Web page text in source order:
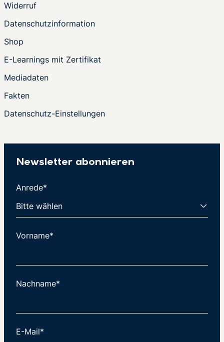
Widerruf
Datenschutzinformation
Shop
E-Learnings mit Zertifikat
Mediadaten
Fakten
Datenschutz-Einstellungen
Newsletter abonnieren
Anrede*
Vorname*
Nachname*
E-Mail*